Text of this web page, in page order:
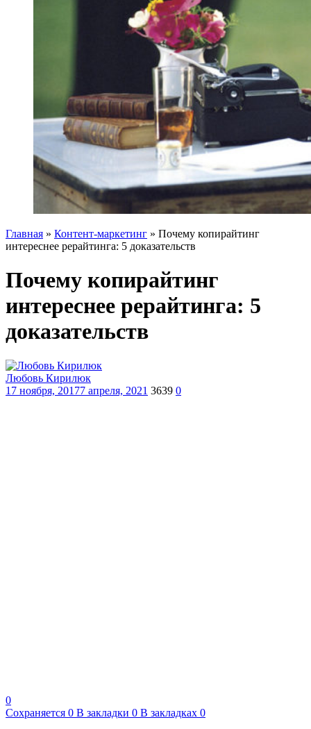
Главная » Контент-маркетинг » Почему копирайтинг
интереснее рерайтинга: 5 доказательств
Почему копирайтинг
интереснее рерайтинга: 5
доказательств
Любовь Кирилюк
17 ноября, 20177 апреля, 2021 3639 0
0
Сохраняется 0 В закладки 0 В закладках 0